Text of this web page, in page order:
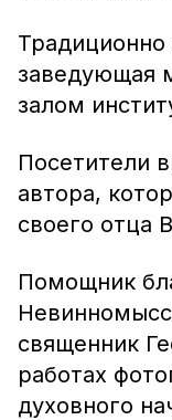
заведующая
залом
Посетители
автора,
своего отца
Помощник
священник
работах
духовного